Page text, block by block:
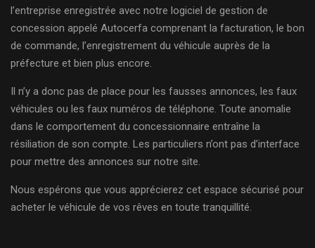
l’entreprise enregistrée avec notre logiciel de gestion de
concession appelé Autocerfa comprenant la facturation, le bon
de commande, l’enregistrement du véhicule auprès de la
préfecture et bien plus encore.
Il n’y a donc pas de place pour les fausses annonces, les faux
véhicules ou les faux numéros de téléphone. Toute anomalie
dans le comportement du concessionnaire entraîne la
résiliation de son compte. Les particuliers n’ont pas d’interface
pour mettre des annonces sur notre site.
Nous espérons que vous apprécierez cet espace sécurisé pour
acheter le véhicule de vos rêves en toute tranquillité.